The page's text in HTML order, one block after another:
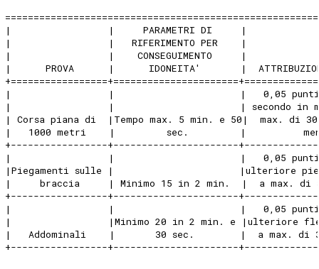
|                 |     PARAMETRI DI     |
|                 |   RIFERIMENTO PER    |
|                 |    CONSEGUIMENTO     |
|      PROVA      |      IDONEITA'       |  ATTRIBUZIONE
|                 |                      |   0,05 punti
|                 |                      | secondo in
| Corsa piana di  |Tempo max. 5 min. e 50|  max. di
|   1000 metri    |         sec.         |
+-----------------+----------------------
|                 |                      |   0,05 punti
|Piegamenti sulle |                      |ulteriore
|     braccia     | Minimo 15 in 2 min.  |  a max.
+-----------------+----------------------
|                 |                      |   0,05 punti
|                 |Minimo 20 in 2 min. e |ulteriore
|   Addominali    |       30 sec.        |  a max. di
+-----------------+----------------------